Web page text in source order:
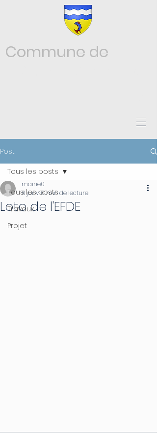
Commune de
Post
Tous les posts
Travaux
Projet
Tous les posts
Loto de l'EFDE
mairie0
6 janv.0 min de lecture